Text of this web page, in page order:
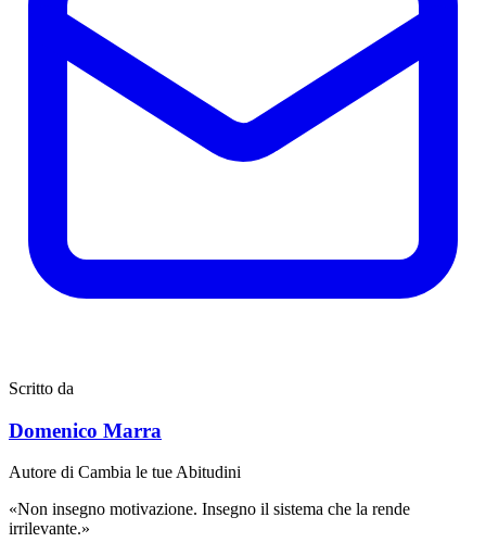
Scritto da
Domenico Marra
Autore di Cambia le tue Abitudini
«Non insegno motivazione. Insegno il sistema che la rende
irrilevante.»